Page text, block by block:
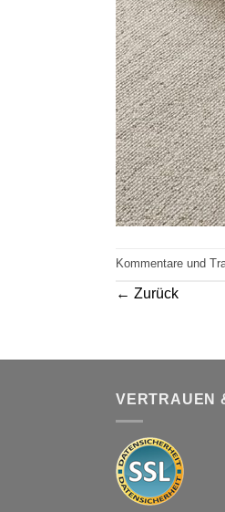
Kommentare und
← Zurück
VERTRAUEN